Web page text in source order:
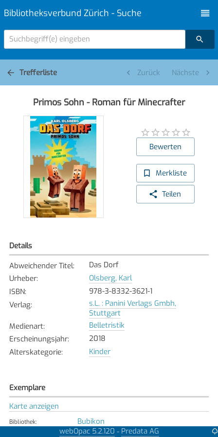
Bibliotheksverbund Zürich - Suche
Suchbegriff(e) eingeben
Trefferliste Zurück Nächste
Primos Sohn - Roman für Minecrafter
Bewerten
Merkliste
Teilen
Details
Abweichender Titel:
Das Dorf
Urheber:
Olsberg, Karl
ISBN:
978-3-8332-3621-1
Verlag:
s.L. : Panini Verlags Gmbh,
Stuttgart
Medienart:
Belletristik
Erscheinungsjahr:
2018
Alterskategorie: Kinder
Exemplare
Karte anzeigen
Bibliothek: Bubikon
Verfügbar
webOpac 5.2.120 - Predata AG